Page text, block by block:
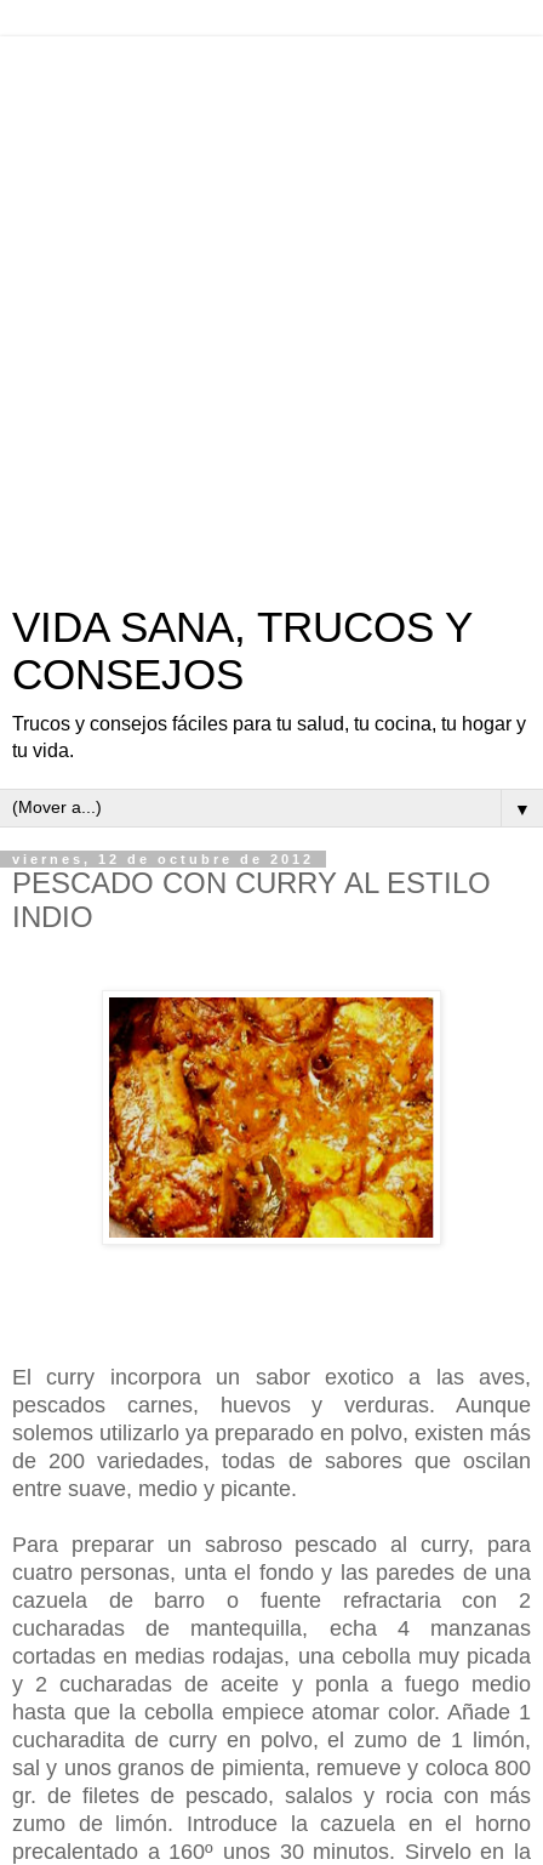
VIDA SANA, TRUCOS Y
CONSEJOS
Trucos y consejos fáciles para tu salud, tu cocina, tu hogar y
tu vida.
▼
viernes, 12 de octubre de 2012
PESCADO CON CURRY AL ESTILO
INDIO
El curry incorpora un sabor exotico a las aves,
pescados carnes, huevos y verduras. Aunque
solemos utilizarlo ya preparado en polvo, existen más
de 200 variedades, todas de sabores que oscilan
entre suave, medio y picante.
Para preparar un sabroso pescado al curry, para
cuatro personas, unta el fondo y las paredes de una
cazuela de barro o fuente refractaria con 2
cucharadas de mantequilla, echa 4 manzanas
cortadas en medias rodajas, una cebolla muy picada
y 2 cucharadas de aceite y ponla a fuego medio
hasta que la cebolla empiece atomar color. Añade 1
cucharadita de curry en polvo, el zumo de 1 limón,
sal y unos granos de pimienta, remueve y coloca 800
gr. de filetes de pescado, salalos y rocia con más
zumo de limón. Introduce la cazuela en el horno
precalentado a 160º unos 30 minutos. Sirvelo en la